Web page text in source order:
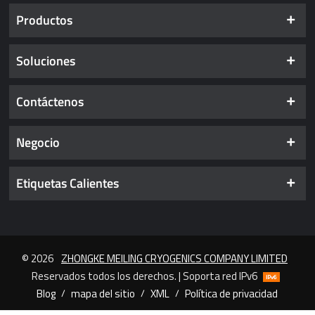
Productos
Soluciones
Contáctenos
Negocio
Etiquetas Calientes
© 2026 ZHONGKE MEILING CRYOGENICS COMPANY LIMITED
Reservados todos los derechos. | Soporta red IPv6
Blog / mapa del sitio / XML / Política de privacidad